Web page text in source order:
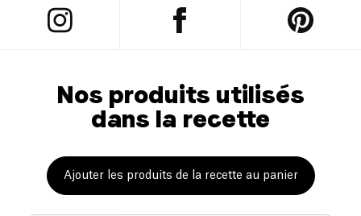
Nos produits utilisés
dans la recette
Ajouter les produits de la recette au panier